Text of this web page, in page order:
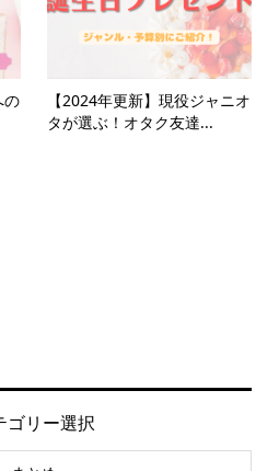
の
【2024年更新】現役ジャニオ
タが選ぶ！オタク友達...
ゴリー選択